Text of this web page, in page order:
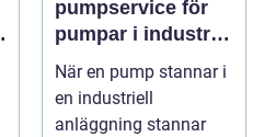
pumpservice för
pumpar i industrin
– så undviker du
kostsamma
driftstopp
När en pump stannar i
en industriell
anläggning stannar